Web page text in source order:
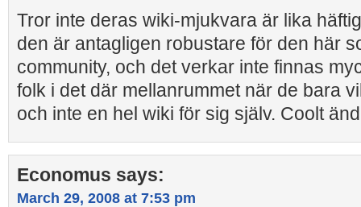
Tror inte deras wiki-mjukvara är lika
den är antagligen robustare för den här
community, och det verkar inte finnas
folk i det där mellanrummet när de bara
och inte en hel wiki för sig själv. Coolt
Economus says:
March 29, 2008 at 7:53 pm